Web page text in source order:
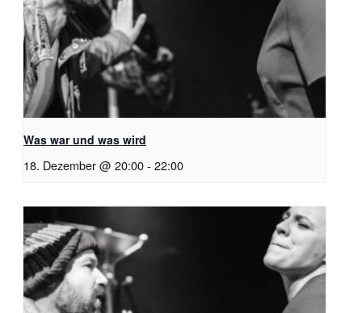
Was war und was wird
18. Dezember @ 20:00- 22:00